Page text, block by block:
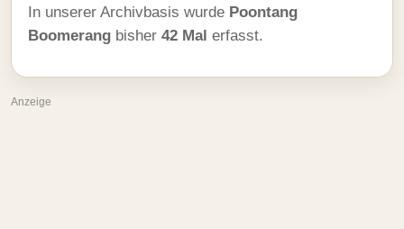
In unserer Archivbasis wurde Poontang
Boomerang bisher 42 Mal erfasst.
Anzeige